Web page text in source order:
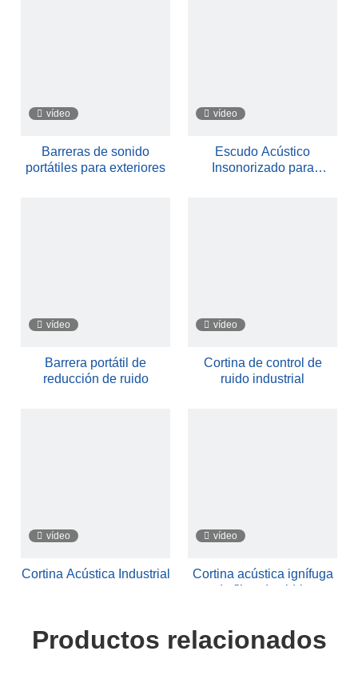
vídeo
Barreras de sonido
portátiles para exteriores
vídeo
Escudo Acústico
Insonorizado para
vídeo
Barrera portátil de
reducción de ruido
vídeo
Cortina de control de
ruido industrial
vídeo
Cortina Acústica Industrial
vídeo
Cortina acústica ignífuga
de fibra de vidrio
Productos relacionados